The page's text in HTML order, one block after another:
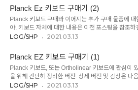
하고, 그걸 손에 넣고 조금 지나면 다른 종류의 물건을
한다. 이들은 이것에서 저것으로 각종 펜과 축을 써보
지만, 이건 오늘날의 일본에서 그리 가능한 취미라 생
는다. 서양에는 파이프에 취미를 갖고 대소장단을 여
뒤섞은 한 벌을 난로 위 같은 곳에 예쁘게 늘어놓고 유
장식하는 사람도, 술잔을 모아들이는 사람도, 술병을
Planck Ez 키보드 구매기 (2)
Planck 키보드 구매와 이어지는 추가 구매 물품에 대
야. 키보드 자체에 대한 내용은 이전 포스팅을 참조하
보드 구매 버튼을 누를 때부터 이 키캡은 내 장바구니
양이 제대로 취향저격. 영문만 있는 버전과 영일 병기
는데, 영일버전이 기본이고, 영문 알파벳 키는 별도 구
션이야. 일어가 나름 엑조틱한 감성을 주기 때문에 굳
캡을 추가해서 사지 않았어. KBDfans에서 파는 제품
지만 비싸. 키캡이 이렇게 비싼 물건인지 이번에 처음
LOG/SHP 2021.03.13
Planck EZ 키보드 구매기 (1)
Planck 키보드, 또는 Ortholinear 키보드에 관심이
을 위해 간단히 정리한 버전. 상세 버전 및 감상은 다
서 자세하게. 1. 호기심에 샀어. 다들 마찬가지겠지만.
LOG/SHP 2021.03.13